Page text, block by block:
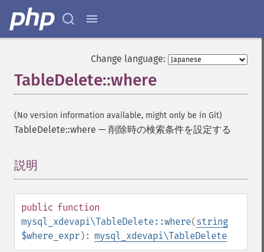
Change language:
TableDelete::where
(No version information available, might only be in Git)
TableDelete::where — 削除時の検索条件を設定する
説明
public function
mysql_xdevapi\TableDelete::where(string
$where_expr): mysql_xdevapi\TableDelete